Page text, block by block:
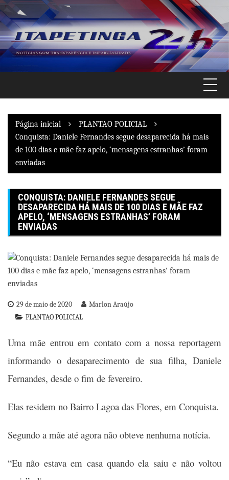
Pular
para
o
conteúdo
Página inicial
PLANTAO POLICIAL
Conquista: Daniele Fernandes segue desaparecida há mais
de 100 dias e mãe faz apelo, ‘mensagens estranhas’ foram
enviadas
CONQUISTA: DANIELE FERNANDES SEGUE
DESAPARECIDA HÁ MAIS DE 100 DIAS E MÃE FAZ
APELO, ‘MENSAGENS ESTRANHAS’ FORAM
ENVIADAS
29 de maio de 2020
Marlon Araújo
PLANTAO POLICIAL
Uma mãe entrou em contato com a nossa reportagem
informando o desaparecimento de sua filha, Daniele
Fernandes, desde o fim de fevereiro.
Elas residem no Bairro Lagoa das Flores, em Conquista.
Segundo a mãe até agora não obteve nenhuma notícia.
“Eu não estava em casa quando ela saiu e não voltou